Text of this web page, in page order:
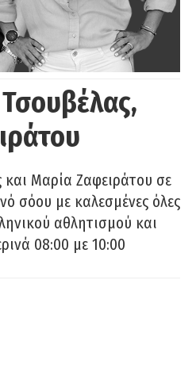
και Μαρία Ζαφειράτου σε
σόου με καλεσμένες όλες
αθλητισμού και
08:00 με 10:00